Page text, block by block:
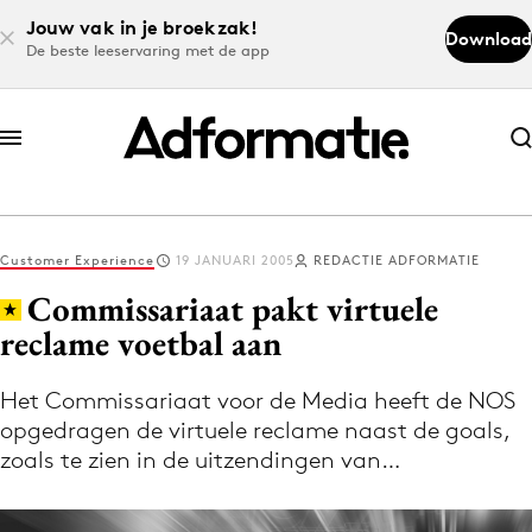
Jouw vak in je broekzak!
De beste leeservaring met de app
Download
Abonneer nu
Abonneer nu
Log in
Volg het laatste nieuws via de Adformatie
Nieuws app
Customer Experience 19 JANUARI 2005 REDACTIE ADFORMATIE
Commissariaat pakt virtuele
reclame voetbal aan
Het Commissariaat voor de Media heeft de NOS
opgedragen de virtuele reclame naast de goals,
zoals te zien in de uitzendingen van…